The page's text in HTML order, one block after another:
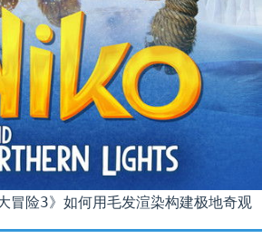
冒险3》如何用毛发渲染构建极地奇观